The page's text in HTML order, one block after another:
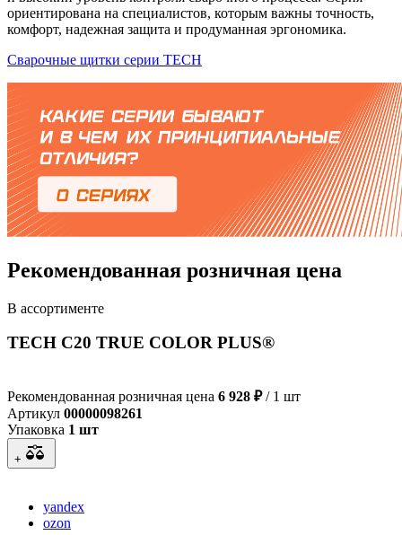
ориентирована на специалистов, которым важны точность,
комфорт, надежная защита и продуманная эргономика.
Сварочные щитки серии TECH
Рекомендованная розничная цена
В ассортименте
TECH С20 TRUE COLOR PLUS®
Рекомендованная розничная цена 6 928 ₽/ 1 шт
Артикул 00000098261
Упаковка 1 шт
+
yandex
ozon